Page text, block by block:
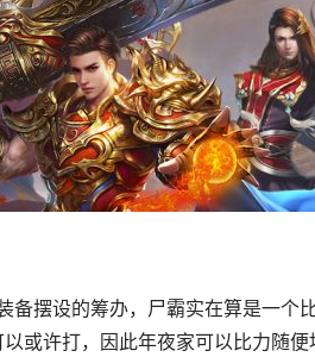
或许打，因此年夜家可以比力随